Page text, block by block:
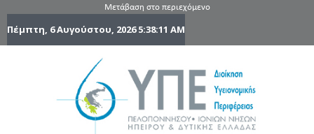
Μετάβαση στο περιεχόμενο
Πέμπτη, 6 Αυγούστου, 20265:38:12 AM